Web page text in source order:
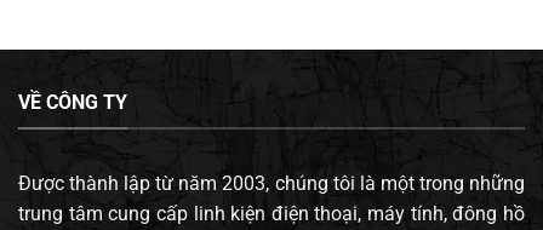
VỀ CÔNG TY
Được thành lập từ năm 2003, chúng tôi là một trong những
trung tâm cung cấp linh kiện điện thoại, máy tính, đông hồ